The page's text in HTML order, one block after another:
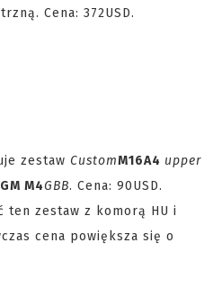
Cena: 372USD.
zestaw CustomM16A4 upper
M4GBB. Cena: 90USD.
ten zestaw z komorą HU i
cena powiększa się o